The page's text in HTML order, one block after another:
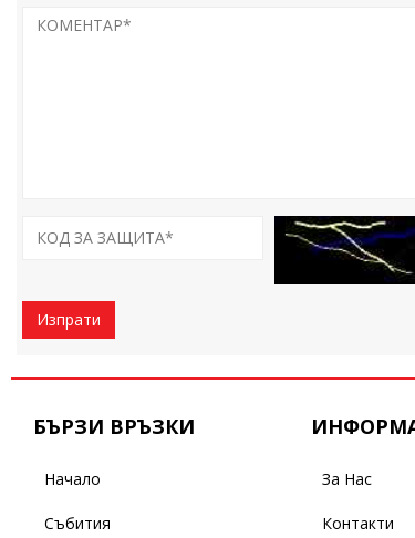
Изпрати
БЪРЗИ ВРЪЗКИ
Начало
Събития
За Нас
Контакти